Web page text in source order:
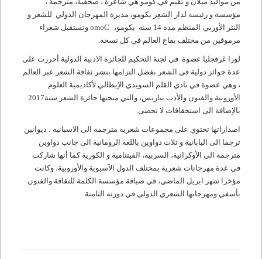
مؤسسة و رئيسة لدار الشعِر بكومو، مديرة المهرجان الدولي للشعر و
النثر الأوربي المنظم مدة 14 سنة بكومو، C
omo وتستقبل شعراء
مرموقين من مختلف بقاع العالم في كل نسخة.
لورا غرفجليا عضوة في لجنة التحكيم للجائزة الادبية الدولية أحرزت على
عدة جوائز دولية في الشعر بفضل التزامها بنشر ثقافة الشعر عبر العالم
، وهي عضوة في نادي القلم السويدي الإيطالي لأكاديمية العلوم
الأوروبية والفنون والأدب بباريس، والتي منحتها جائزة الشعر سنة2017
بالإضافة الى استحقاقات لا تحصى.
اصداراتها تحتوي على مجموعات شعرية مترجمة الى الاسبانية ، ديوانين
ترجما الى اليابانية و تلاث دواوين باللغة الرومانية الى جانب دواوين
مترجمة الى الأوكرانية، السربية، الفيتنامية و الكورية كما أنها شاركت
في عدة مهرجانات شعرية بمختلف الدول الآسيوية والأوروبية، وكانت
مؤخرا شهر ابريل الماضي، في ضيافة مؤسسة الكلمة للثقافة والفنون
بأسفي ومهرجانها الشعري الدولي في دورته الثامنة.